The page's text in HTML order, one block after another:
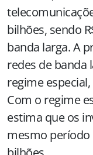
bilhões, sendo
banda larga. A
redes de banda
regime
Com o regime
estima que os
mesmo período